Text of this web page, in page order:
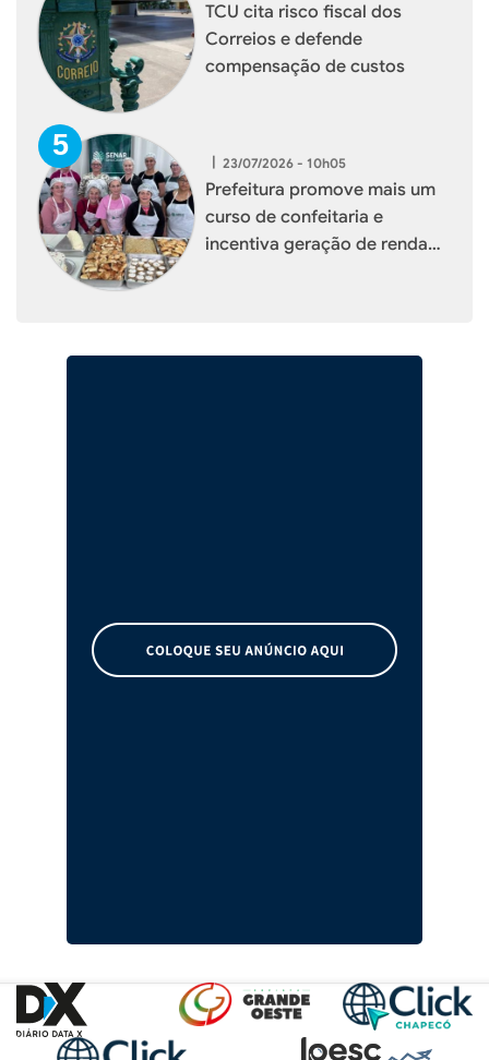
TCU cita risco fiscal dos
Correios e defende
compensação de custos
| 23/07/2026 - 10h05
Prefeitura promove mais um
curso de confeitaria e
incentiva geração de renda